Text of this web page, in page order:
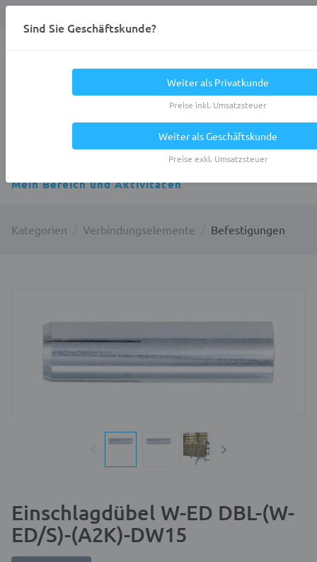
Mein Bereich und Aktivitäten
Kategorien Verbindungselemente Befestigungen
Einschlagdübel W-ED DBL-(W-
ED/S)-(A2K)-DW15
Sind Sie Geschäftskunde?
Weiter als Privatkunde
Preise inkl. Umsatzsteuer
Weiter als Geschäftskunde
Preise exkl. Umsatzsteuer